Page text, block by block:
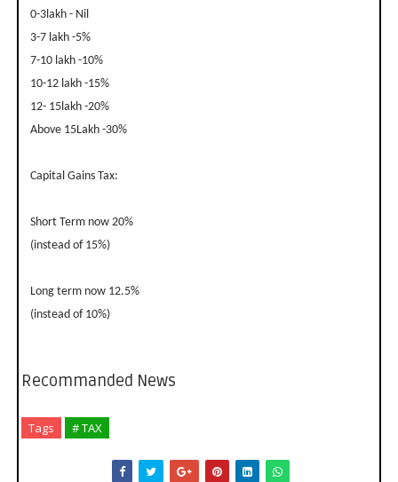
0-3lakh - Nil
3-7 lakh -5%
7-10 lakh -10%
10-12 lakh -15%
12- 15lakh -20%
Above 15Lakh -30%
Capital Gains Tax:
Short Term now 20%
(instead of 15%)
Long term now 12.5%
(instead of 10%)
Recommanded News
Tags # TAX